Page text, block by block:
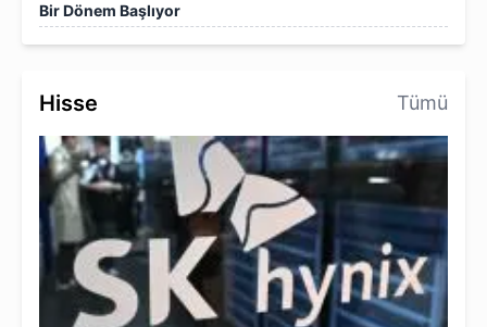
Bir Dönem Başlıyor
Hisse Tümü